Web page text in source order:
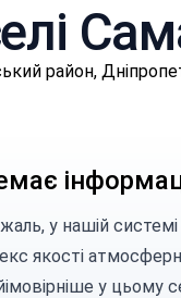
район,
у нашій
якості
у цьому